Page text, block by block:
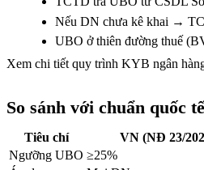
Nếu DN chưa kê khai →
UBO ở thiên đường thuế
Xem chi tiết quy trình KYB ngân
So sánh với chuẩn quốc tế
Tiêu chí VN (NĐ 23/
Ngưỡng UBO ≥25%